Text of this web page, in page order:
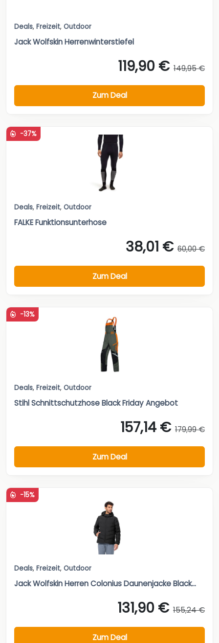
Deals, Freizeit, Outdoor
Jack Wolfskin Herrenwinterstiefel
119,90 € 149,95 €
Zum Deal
-37%
Deals, Freizeit, Outdoor
FALKE Funktionsunterhose
38,01 € 60,00 €
Zum Deal
-13%
Deals, Freizeit, Outdoor
Stihl Schnittschutzhose Black Friday Angebot
157,14 € 179,99 €
Zum Deal
-15%
Deals, Freizeit, Outdoor
Jack Wolfskin Herren Colonius Daunenjacke Black...
131,90 € 155,24 €
Zum Deal